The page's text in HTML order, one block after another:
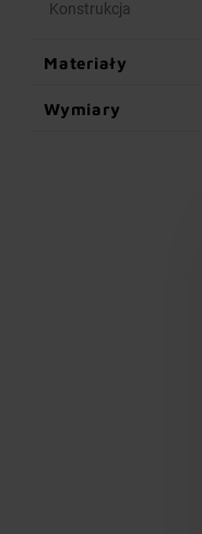
Konstrukcja
Materiały
Wymiary